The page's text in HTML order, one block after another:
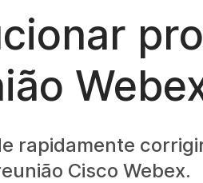
rapidamente
Cisco Webex.